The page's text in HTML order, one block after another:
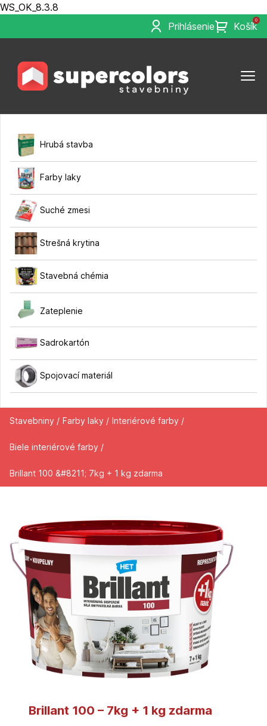
WS_OK_8.3.8
Prihlásenie
0
Košík
Hrubá stavba
Farby laky
Suché zmesi
Strešná krytina
Stavebná chémia
Zateplenie
Sadrokartón
Spojovací materiál
Stavebniny / Farby laky / Interiérové farby /
Biele interiérové farby /
Brillant 100 &#8211; 7kg + 1 kg zdarma
Brillant 100 – 7kg + 1 kg zdarma